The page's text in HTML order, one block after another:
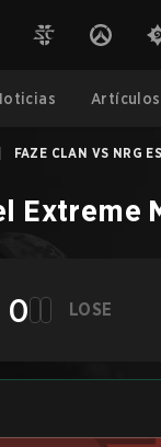
Artículos
FAZE CLAN VS NRG
Extreme
0 LOSE